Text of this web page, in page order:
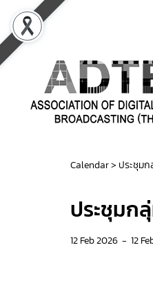
Calendar> ประชุม
ประชุมก
12 Feb 2026 - 12